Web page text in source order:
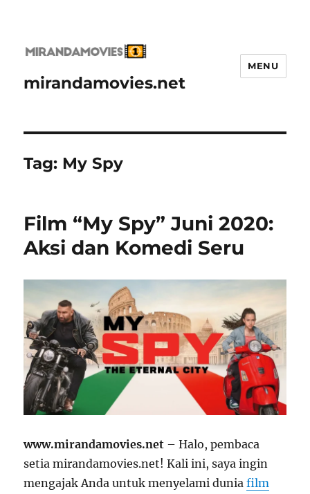
mirandamovies.net
MENU
Tag: My Spy
Film “My Spy” Juni 2020:
Aksi dan Komedi Seru
www.mirandamovies.net – Halo, pembaca
setia mirandamovies.net! Kali ini, saya ingin
mengajak Anda untuk menyelami duniafilm